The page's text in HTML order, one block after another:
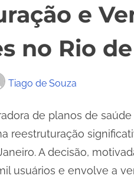
e
no Rio
Tiago de Souza
de planos de
reestruturação
A decisão,
usuários e envolve a